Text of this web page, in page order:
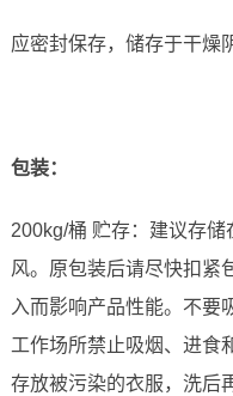
应密封保存，储存于干燥
包装：
200kg/桶 贮存：建议存
风。原包装后请尽快扣紧
入而影响产品性能。不要
工作场所禁止吸烟、进食
存放被污染的衣服，洗后